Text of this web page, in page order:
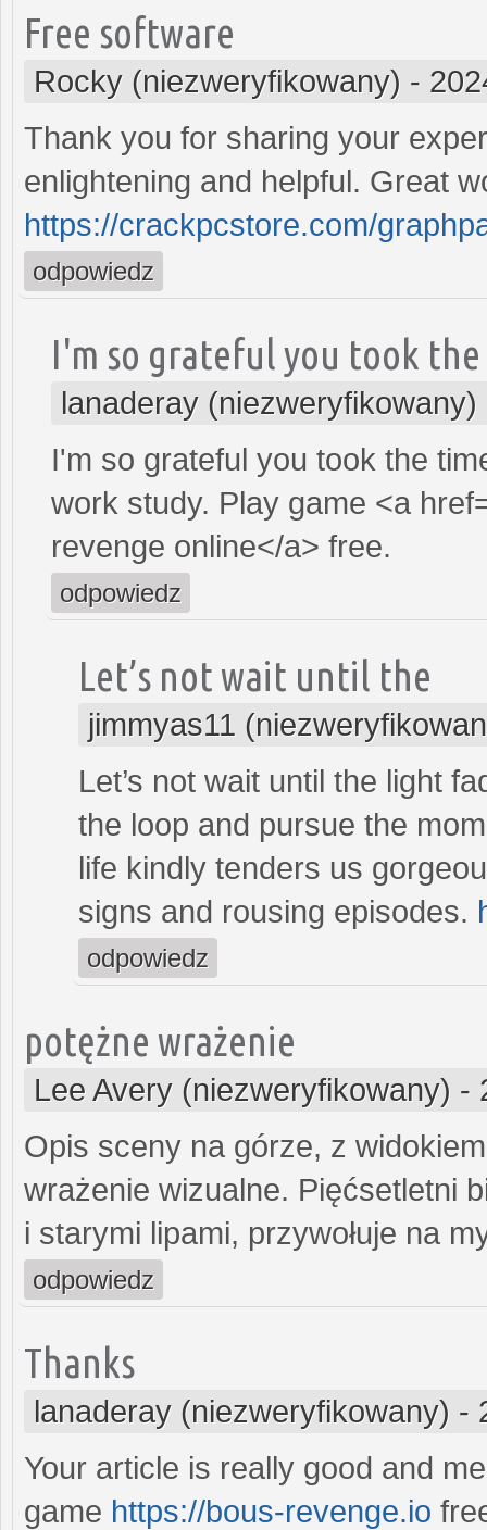
Free software
Rocky (niezweryfikowany) -
Thank you for sharing your
enlightening and helpful. Great
https://crackpcstore.com/
odpowiedz
I'm so grateful you took the
lanaderay (niezweryfikowany)
I'm so grateful you took the
work study. Play game <a
revenge online</a> free.
odpowiedz
Let’s not wait until the
jimmyas11
Let’s not wait until the light
the loop and pursue the
life kindly tenders us
signs and rousing episodes.
odpowiedz
potężne wrażenie
Lee Avery (niezweryfikowany) -
Opis sceny na górze, z
wrażenie wizualne. Pięćsetletni
i starymi lipami, przywołuje na
odpowiedz
Thanks
lanaderay (niezweryfikowany) -
Your article is really good and
game https://bous-revenge.io